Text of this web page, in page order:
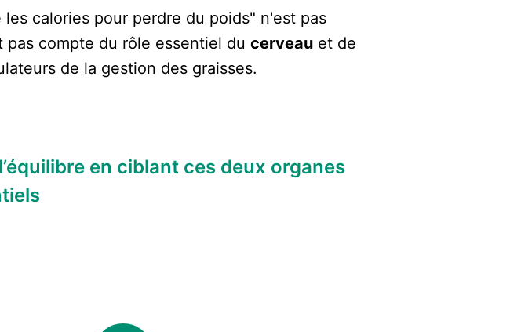
calories pour perdre du poids" n'est pas
compte du rôle essentiel du cerveau et de
de la gestion des graisses.
en ciblant ces deux organes